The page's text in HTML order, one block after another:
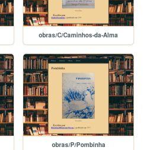
obras/C/Caminhos-da-Alma
obras/P/Pombinha